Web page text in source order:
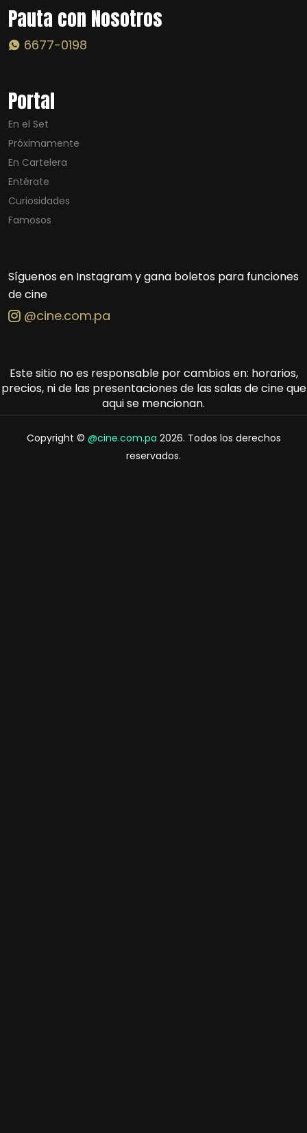
Pauta con Nosotros
6677-0198
Portal
En el Set
Próximamente
En Cartelera
Entérate
Curiosidades
Famosos
Síguenos en Instagram y gana boletos para funciones
de cine
@cine.com.pa
Este sitio no es responsable por cambios en: horarios,
precios, ni de las presentaciones de las salas de cine que
aqui se mencionan.
Copyright © @cine.com.pa 2026. Todos los derechos
reservados.